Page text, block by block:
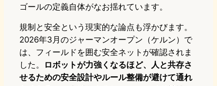
ゴールの定義自体がなお揺れています。
規制と安全という現実的な論点も浮かびます。
2026年3月のジャーマンオープン（ケルン）で
は、フィールドを囲む安全ネットが確認されま
した。
ロボットが力強くなるほど、人と共存さ
せるための安全設計やルール整備が避けて通れ